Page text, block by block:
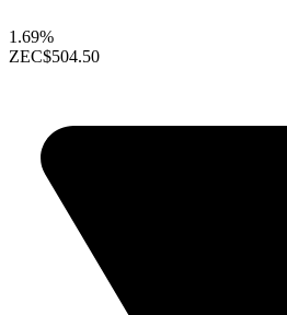
1.69%
ZEC$504.50